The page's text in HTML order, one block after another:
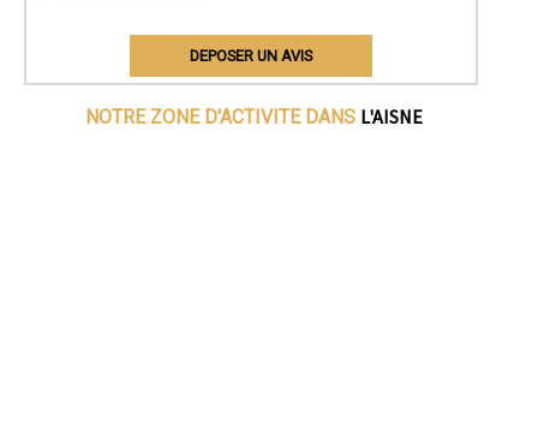
DEPOSER UN AVIS
NOTRE ZONE D'ACTIVITE DANS L'AISNE